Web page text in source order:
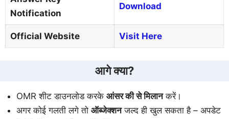
Notification
Download
Official Website Visit Here
आगे क्या?
OMR शीट डाउनलोड करके आंसर की से मिलानकरें।
अगर कोई गलती लगे तो ऑब्जेक्शनजल्द ही खुल सकता है – अपडेट